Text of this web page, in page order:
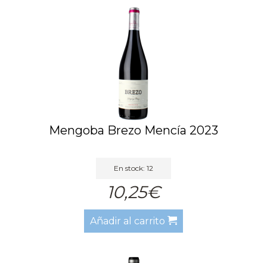
Mengoba Brezo Mencía 2023
En stock: 12
10,25€
Añadir al carrito